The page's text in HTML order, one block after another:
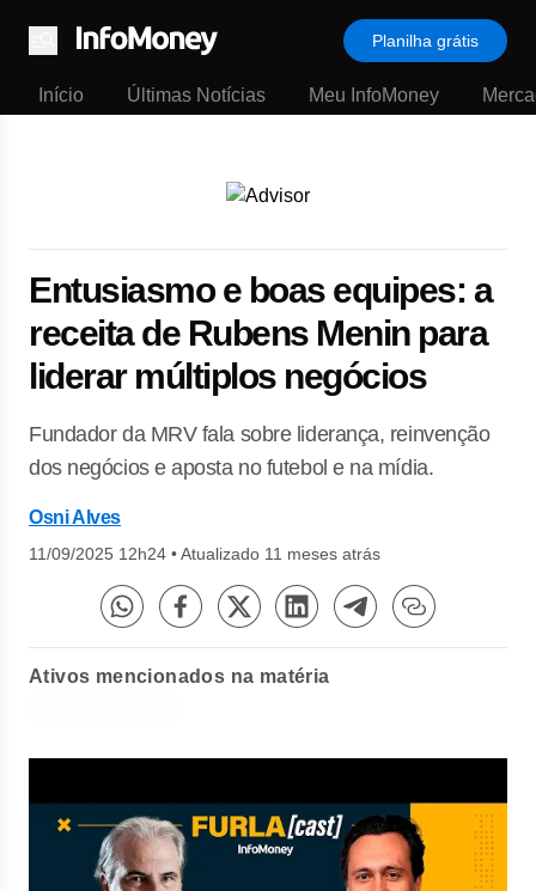
Menu
Planilha grátis
Início Últimas Notícias Meu InfoMoney
Entusiasmo e boas equipes: a
receita de Rubens Menin para
liderar múltiplos negócios
Fundador da MRV fala sobre liderança, reinvenção
dos negócios e aposta no futebol e na mídia.
Osni Alves
11/09/2025 12h24 •Atualizado 11 meses atrás
Ativos mencionados na matéria